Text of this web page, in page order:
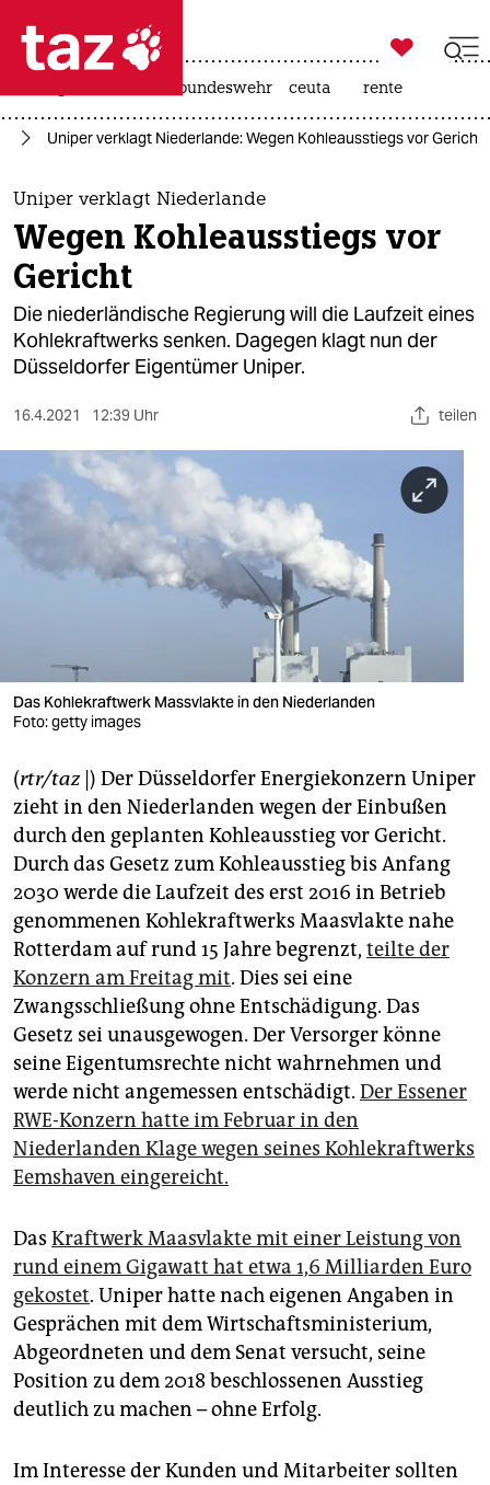
 taz zahl ich
taz zahl ich
themen
politik
öko
gesellschaft
sport
berlin
nord
wahrheit
verlag
veranstaltungen
shop
fragen & hilfe
unterstützen
abo
genossenschaft
epaper login

taz zahl ich
bundeswehr ceuta rente
Uniper verklagt Niederlande: Wegen Kohleausstiegs vor Gericht
Uniper verklagt Niederlande
Wegen Kohleausstiegs vor
Gericht
Die niederländische Regierung will die Laufzeit eines
Kohlekraftwerks senken. Dagegen klagt nun der
Düsseldorfer Eigentümer Uniper.
16.4.2021 12:39 Uhr teilen
Das Kohlekraftwerk Massvlakte in den Niederlanden
Foto: getty images
(rtr/taz|) Der Düsseldorfer Energiekonzern Uniper
zieht in den Niederlanden wegen der Einbußen
durch den geplanten Kohleausstieg vor Gericht.
Durch das Gesetz zum Kohleausstieg bis Anfang
2030 werde die Laufzeit des erst 2016 in Betrieb
genommenen Kohlekraftwerks Maasvlakte nahe
Rotterdam auf rund 15 Jahre begrenzt, teilte der
Konzern am Freitag mit. Dies sei eine
Zwangsschließung ohne Entschädigung. Das
Gesetz sei unausgewogen. Der Versorger könne
seine Eigentumsrechte nicht wahrnehmen und
werde nicht angemessen entschädigt. Der Essener
RWE-Konzern hatte im Februar in den
Niederlanden Klage wegen seines Kohlekraftwerks
Eemshaven eingereicht.
Das Kraftwerk Maasvlakte mit einer Leistung von
rund einem Gigawatt hat etwa 1,6 Milliarden Euro
gekostet. Uniper hatte nach eigenen Angaben in
Gesprächen mit dem Wirtschaftsministerium,
Abgeordneten und dem Senat versucht, seine
Position zu dem 2018 beschlossenen Ausstieg
deutlich zu machen – ohne Erfolg.
Im Interesse der Kunden und Mitarbeiter sollten